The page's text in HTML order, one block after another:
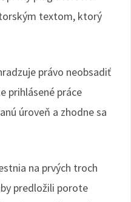
textom, ktorý
právo neobsadiť
prihlásené práce
úroveň a zhodne sa
na prvých troch
predložili porote